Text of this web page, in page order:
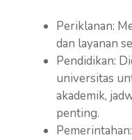
Periklanan:
dan layanan
Pendidikan:
universitas
akademik,
penting.